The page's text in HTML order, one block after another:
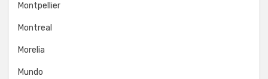
Montpellier
Montreal
Morelia
Mundo